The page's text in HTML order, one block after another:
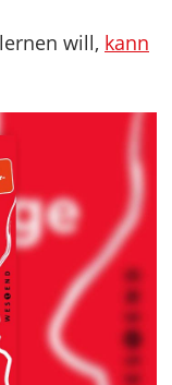
will, kann